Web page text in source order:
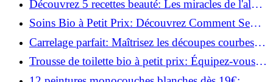
Découvrez 5 recettes beauté: Les miracles de l'aloe
vera pour votre peau!
Soins Bio à Petit Prix: Découvrez Comment Se
Chouchouter Pour Moins de 35€!
Carrelage parfait: Maîtrisez les découpes courbes
facilement!
Trousse de toilette bio à petit prix: Équipez-vous
pour moins de 25€!